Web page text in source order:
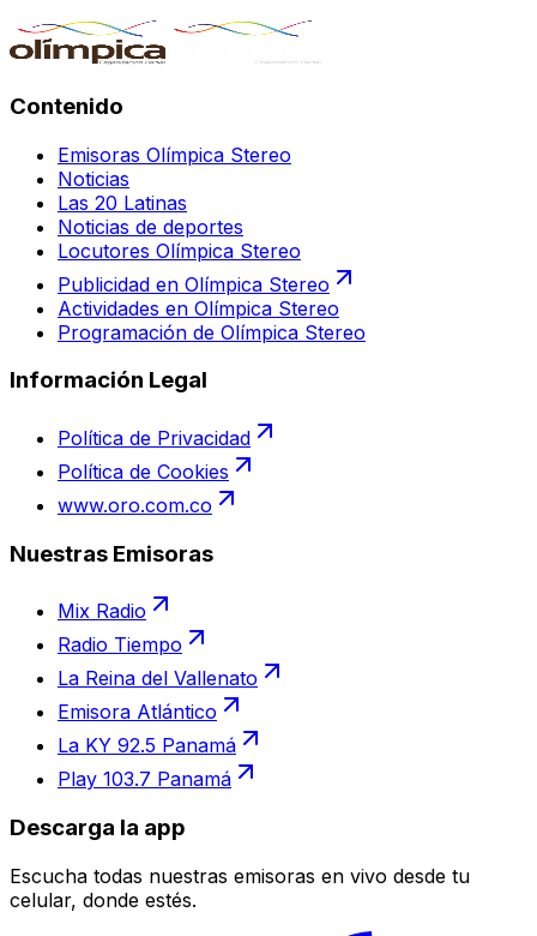
Contenido
Emisoras Olímpica Stereo
Noticias
Las 20 Latinas
Noticias de deportes
Locutores Olímpica Stereo
Publicidad en Olímpica Stereo
Actividades en Olímpica Stereo
Programación de Olímpica Stereo
Información Legal
Política de Privacidad
Política de Cookies
www.oro.com.co
Nuestras Emisoras
Mix Radio
Radio Tiempo
La Reina del Vallenato
Emisora Atlántico
La KY 92.5 Panamá
Play 103.7 Panamá
Descarga la app
Escucha todas nuestras emisoras en vivo desde tu
celular, donde estés.